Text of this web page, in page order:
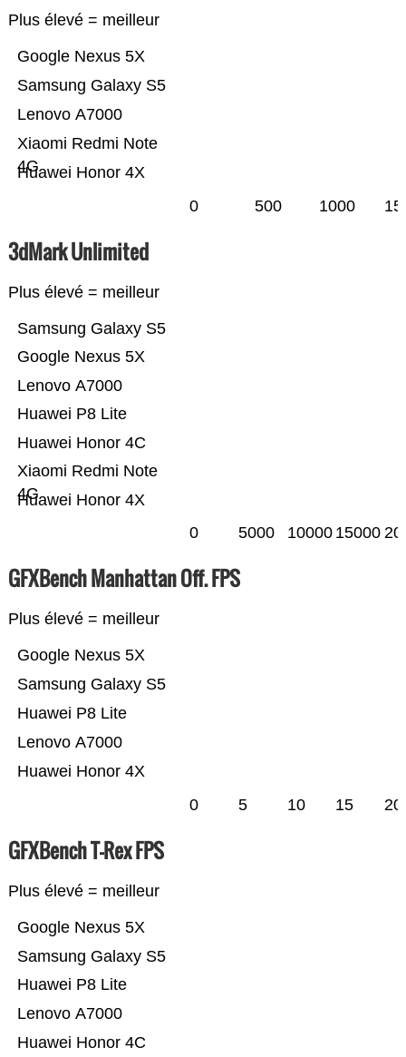
Plus élevé = meilleur
Huawei Honor 4X
Xiaomi Redmi Note
4G
Lenovo A7000
Samsung Galaxy S5
Google Nexus 5X
0 500 1000
3dMark Unlimited
Plus élevé = meilleur
Huawei Honor 4X
Xiaomi Redmi Note
4G
Huawei Honor 4C
Huawei P8 Lite
Lenovo A7000
Google Nexus 5X
Samsung Galaxy S5
0 5000 10000 15000
GFXBench Manhattan Off. FPS
Plus élevé = meilleur
Huawei Honor 4X
Lenovo A7000
Huawei P8 Lite
Samsung Galaxy S5
Google Nexus 5X
0 5 10 15 20
GFXBench T-Rex FPS
Plus élevé = meilleur
Huawei Honor 4C
Lenovo A7000
Huawei P8 Lite
Samsung Galaxy S5
Google Nexus 5X